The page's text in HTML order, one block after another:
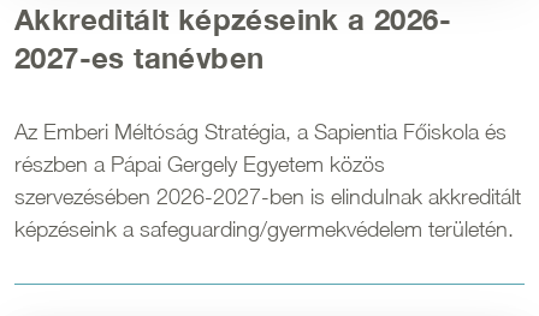
Akkreditált képzéseink a 2026-
2027-es tanévben
Az Emberi Méltóság Stratégia, a Sapientia Főiskola és
részben a Pápai Gergely Egyetem közös
szervezésében 2026-2027-ben is elindulnak akkreditált
képzéseink a safeguarding/gyermekvédelem területén.